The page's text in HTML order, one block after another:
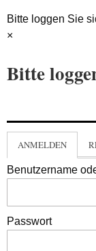
Bitte loggen Sie
×
Bitte
ANMELDEN
Benutzername
Passwort